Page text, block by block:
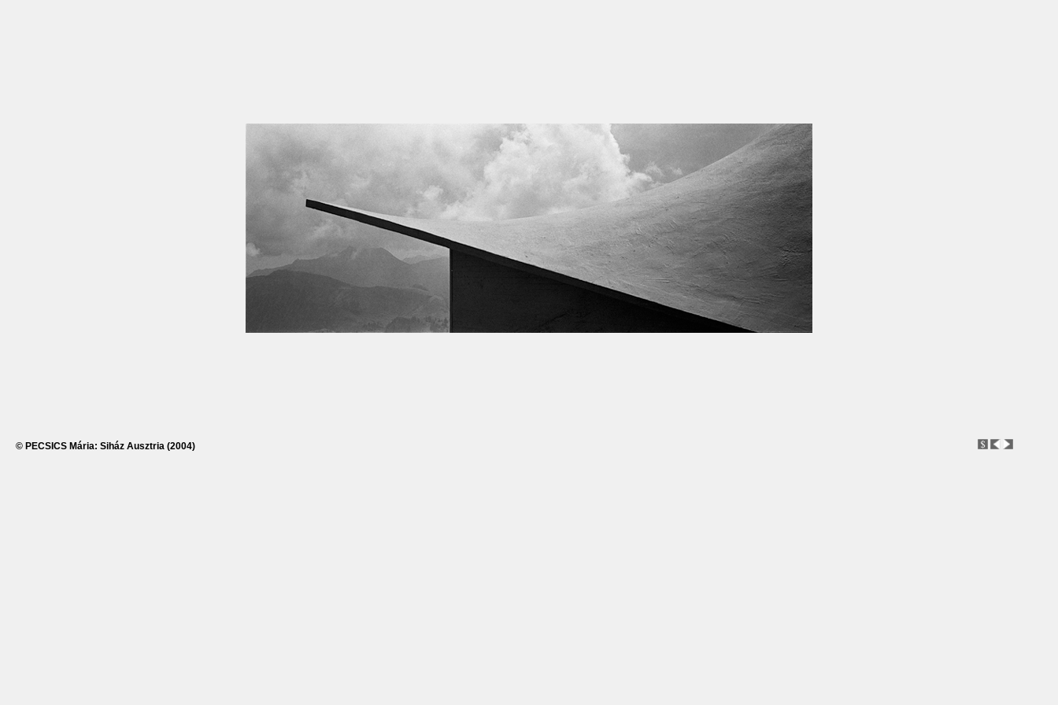
© PECSICS Mária: Siház Ausztria (2004)